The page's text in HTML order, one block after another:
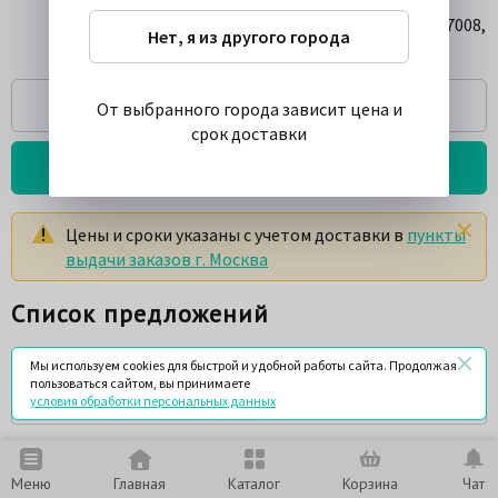
Меню Главная Каталог Корзина Чат
LYNXauto LC-1610 Фильтр масляный W 7008,
шт.
Спросить
Цены и сроки указаны с учетом доставки в пункты
выдачи заказов г. Москва
Список предложений
Сортировать по
сроку доставки
Порядок сортировки
Нет, я из другого города
От выбранного города зависит цена и
срок доставки
Мы используем cookies для быстрой и удобной работы сайта. Продолжая
пользоваться сайтом, вы принимаете
условия обработки персональных данных